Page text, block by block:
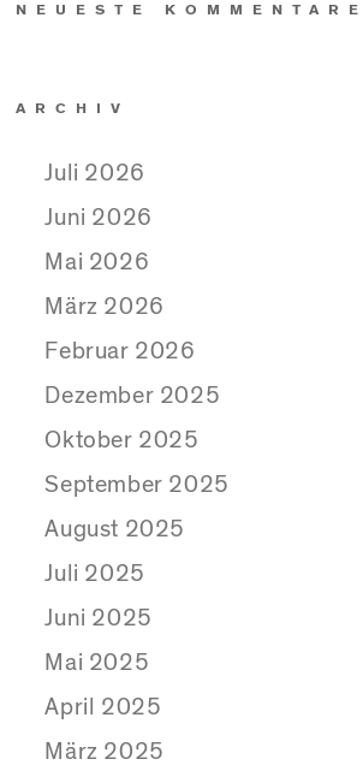
NEUESTE KOMMENTARE
ARCHIV
Juli 2026
Juni 2026
Mai 2026
März 2026
Februar 2026
Dezember 2025
Oktober 2025
September 2025
August 2025
Juli 2025
Juni 2025
Mai 2025
April 2025
März 2025